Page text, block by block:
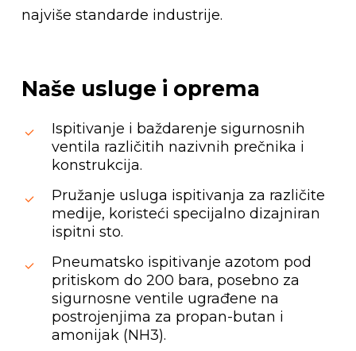
najviše standarde industrije.
Naše usluge i oprema
Ispitivanje i baždarenje sigurnosnih
ventila različitih nazivnih prečnika i
konstrukcija.
Pružanje usluga ispitivanja za različite
medije, koristeći specijalno dizajniran
ispitni sto.
Pneumatsko ispitivanje azotom pod
pritiskom do 200 bara, posebno za
sigurnosne ventile ugrađene na
postrojenjima za propan-butan i
amonijak (NH3).